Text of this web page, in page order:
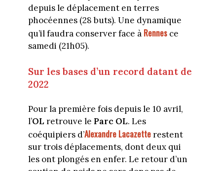
depuis le déplacement en terres
phocéennes (28 buts). Une dynamique
qu’il faudra conserver face à Rennesce
samedi (21h05).
Sur les bases d’un record datant de
2022
Pour la première fois depuis le 10 avril,
l’OL retrouve le Parc OL. Les
coéquipiers d’Alexandre Lacazetterestent
sur trois déplacements, dont deux qui
les ont plongés en enfer. Le retour d’un